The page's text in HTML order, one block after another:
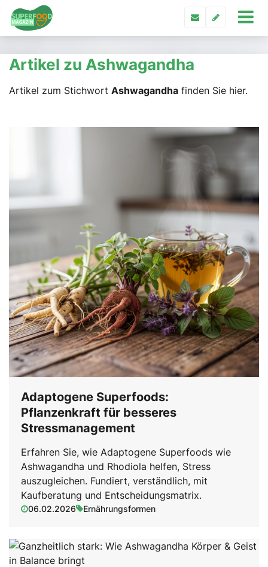
Artikel zu Ashwagandha
Artikel zum Stichwort Ashwagandha finden Sie hier.
Adaptogene Superfoods:
Pflanzenkraft für besseres
Stressmanagement
Erfahren Sie, wie Adaptogene Superfoods wie
Ashwagandha und Rhodiola helfen, Stress
auszugleichen. Fundiert, verständlich, mit
Kaufberatung und Entscheidungsmatrix.
06.02.2026 Ernährungsformen